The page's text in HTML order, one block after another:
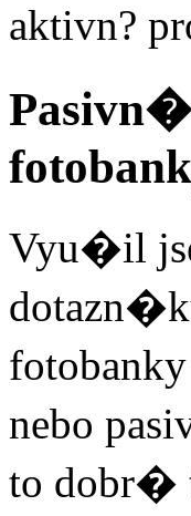
aktivn?
Vyu�il
nebo
to dobr�